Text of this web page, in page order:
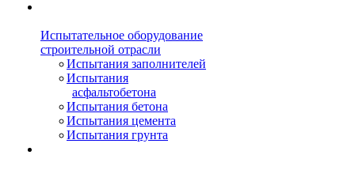
Испытательное оборудование
строительной отрасли
Испытания заполнителей
Испытания
асфальтобетона
Испытания бетона
Испытания цемента
Испытания грунта